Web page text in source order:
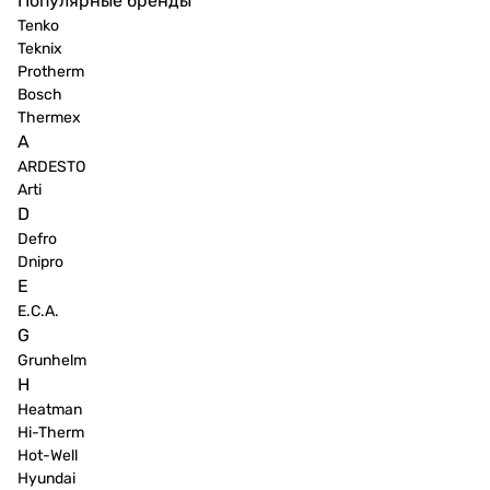
Tenko
Teknix
Protherm
Bosch
Thermex
A
ARDESTO
Arti
D
Defro
Dnipro
E
E.C.A.
G
Grunhelm
H
Heatman
Hi-Therm
Hot-Well
Hyundai